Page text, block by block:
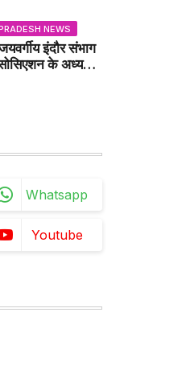
NEWS
इंदौर संभाग
के अध्यक्ष
Whatsapp
Youtube